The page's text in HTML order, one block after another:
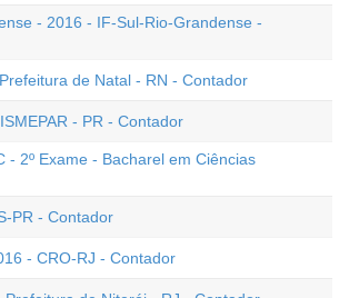
- 2016 - IF-Sul-Rio-Grandense -
de Natal - RN - Contador
- PR - Contador
- 2º Exame - Bacharel em Ciências
PR - Contador
- CRO-RJ - Contador